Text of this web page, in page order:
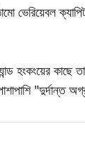
ভেরিয়েবল
হংকংয়ের কাছে
"দুর্দান্ত